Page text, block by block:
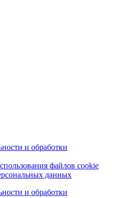
и обработки
файлов cookie
данных
и обработки